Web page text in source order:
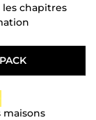
les chapitres